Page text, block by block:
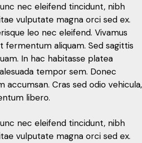
tempor sem. Donec
accumsan. Cras sed odio vehicula,
libero.
nec eleifend tincidunt, nibh
vulputate magna orci sed ex.
leo nec eleifend. Vivamus
aliquam ed sagittis
tempor sem.
nec eleifend tincidunt, nibh
vulputate magna orci sed ex.
leo nec eleifend. Vivamus
aliquam. Sed sagittis
In hac habitasse platea
tempor sem. Donec
accumsan. Cras sed odio vehicula,
libero.
nec eleifend tincidunt, nibh
vulputate magna orci sed ex.